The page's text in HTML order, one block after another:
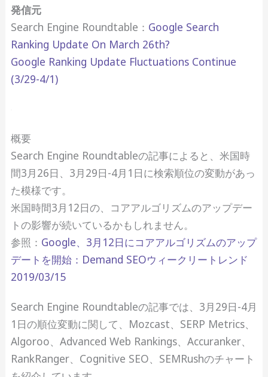
発信元
Search Engine Roundtable： Google Search
Ranking Update On March 26th?
Google Ranking Update Fluctuations Continue
(3/29-4/1)
概要
Search Engine Roundtableの記事によると、米国時
間3月26日、3月29日-4月1日に検索順位の変動があっ
た模様です。
米国時間3月12日の、コアアルゴリズムのアップデー
トの影響が続いているかもしれません。
参照： Google、3月12日にコアアルゴリズムのアップ
デートを開始：Demand SEOウィークリートレンド
2019/03/15
Search Engine Roundtableの記事では、3月29日-4月
1日の順位変動に関して、Mozcast、SERP Metrics、
Algoroo、Advanced Web Rankings、Accuranker、
RankRanger、Cognitive SEO、SEMRushのチャート